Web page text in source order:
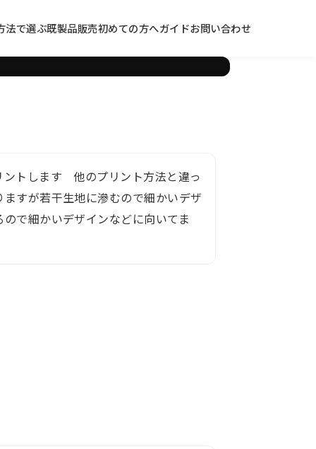
法で選ぶ既製品販売初めての方へガイドお問い合わせ
り
ントします 他のプリント方法と違っ
すが若干生地に滲むので細かいデザ
で細かいデザインなどに向いてま